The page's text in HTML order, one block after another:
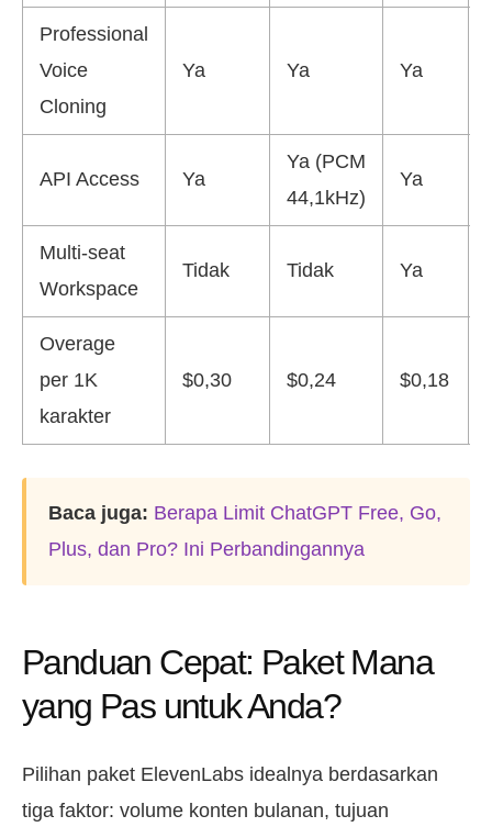
Professional
Voice
Cloning
Ya Ya Ya
API Access Ya
Ya (PCM
44,1kHz)
Ya
Multi-seat
Workspace
Tidak Tidak Ya
Overage
per 1K
karakter
$0,30 $0,24 $0,18
Baca juga: Berapa Limit ChatGPT Free, Go,
Plus, dan Pro? Ini Perbandingannya
Panduan Cepat: Paket Mana
yang Pas untuk Anda?
Pilihan paket ElevenLabs idealnya berdasarkan
tiga faktor: volume konten bulanan, tujuan